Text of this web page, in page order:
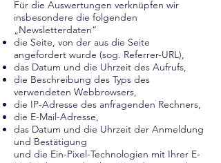
Für die Auswertungen verknüpfen wir
insbesondere die folgenden
„Newsletterdaten“
die Seite, von der aus die Seite
angefordert wurde (sog. Referrer-URL),
das Datum und die Uhrzeit des Aufrufs,
die Beschreibung des Typs des
verwendeten Webbrowsers,
die IP-Adresse des anfragenden Rechners,
die E-Mail-Adresse,
das Datum und die Uhrzeit der Anmeldung
und Bestätigung
und die Ein-Pixel-Technologien mit Ihrer E-